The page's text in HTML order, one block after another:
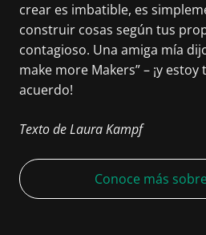
crear es imbatible, es
construir cosas según tus
contagioso. Una amiga mía
make more Makers” – ¡y
acuerdo!
Texto de Laura Kampf
Conoce más